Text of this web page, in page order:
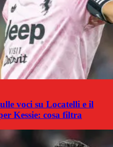
voci su Locatelli e il
Kessie: cosa filtra